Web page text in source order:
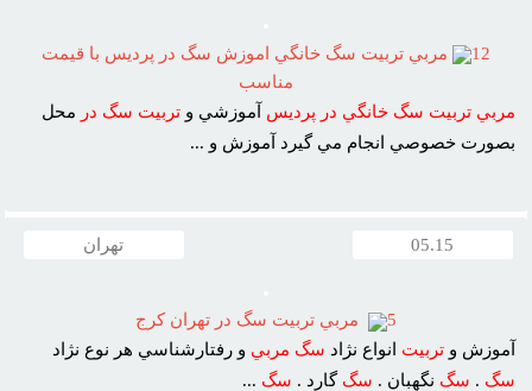
12
مربي تربيت سگ خانگي اموزش سگ در پرديس با قيمت
مناسب
مربي تربيت سگ خانگي در پرديس آموزشي وتربيت سگ در محل
بصورت خصوصي انجام مي گيرد آموزش و ...
05.15 تهران
5
مربي تربيت سگ در تهران کرج
آموزش وتربيت انواع نژاد سگ مربي و رفتارشناسي هر نوع نژاد
سگ . سگ نگهبان . سگ گارد . سگ ...